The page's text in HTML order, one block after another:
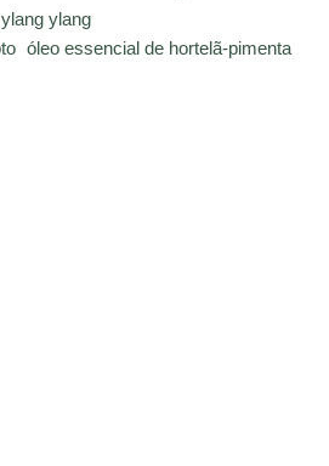
ylang ylang
óleo essencial de hortelã-pimenta